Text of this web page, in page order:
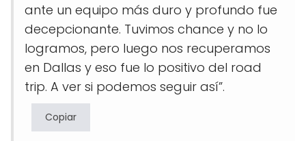
ante un equipo más duro y profundo fue
decepcionante. Tuvimos chance y no lo
logramos, pero luego nos recuperamos
en Dallas y eso fue lo positivo del road
trip. A ver si podemos seguir así”.
Copiar